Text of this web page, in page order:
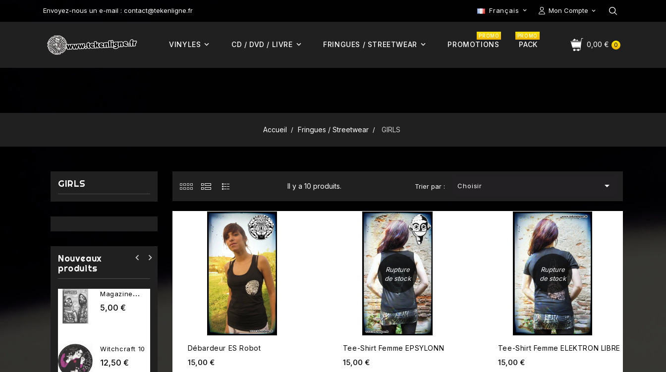
Envoyez-nous un e-mail : contact@tekenligne.fr Mon Compte
Français 
0
0,00 €
VINYLES CD / DVD / LIVRE FRINGUES / STREETWEAR PROMOTIONS
PROMO
PACK
PROMO
Accueil Fringues / Streetwear GIRLS
GIRLS
Nouveaux
produits
navigate_before navigate_next
Magazine
RIPOSTES
5,00 €
Witchcraft 10
12,50 €
Network23 CD
2026 01
13,80 €Prix
Venin 6tem 04
12,00 €
Il y a 10 produits. Trier par : Choisir 
AJOUTER AU PANIER
Débardeur ES Robot
15,00 €Prix
Rupture
de stock
RUPTURE DE STOCK
Tee-Shirt Femme EPSYLONN
15,00 €Prix
Rupture
de stock
Tee-Shirt Femme ELEKTRON LIBRE
15,00 €Prix